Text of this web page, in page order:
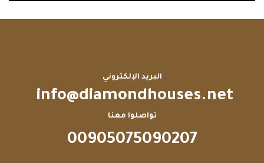
البريد الإلكتروني
info@diamondhouses.net
تواصلوا معنا
00905075090207